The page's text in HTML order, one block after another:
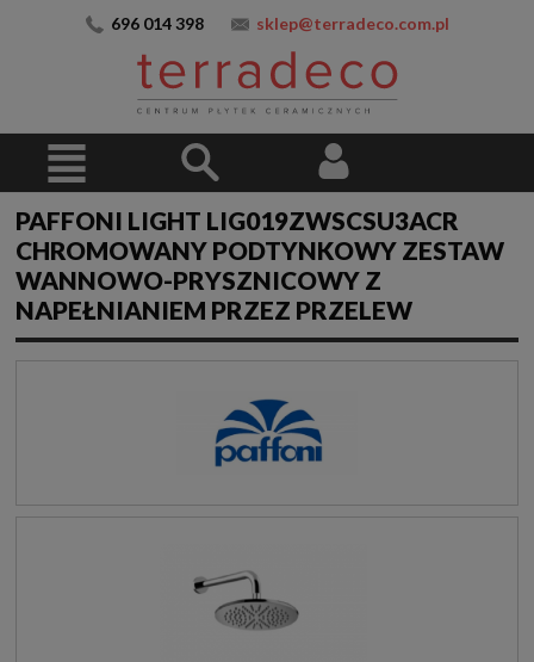
696 014 398 sklep@terradeco.com.pl
PAFFONI LIGHT LIG019ZWSCSU3ACR
CHROMOWANY PODTYNKOWY ZESTAW
WANNOWO-PRYSZNICOWY Z
NAPEŁNIANIEM PRZEZ PRZELEW